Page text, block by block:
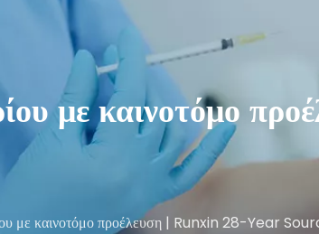
με καινοτόμο
με καινοτόμο προέλευση | Runxin 28-Year